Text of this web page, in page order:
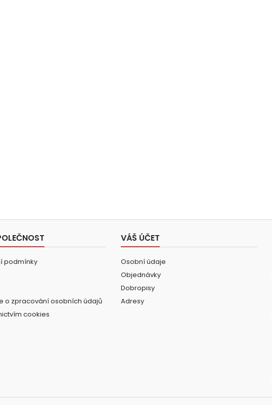
podmínky
o zpracování osobních údajů
cookies
VÁŠ ÚČET
Osobní údaje
Objednávky
Dobropisy
Adresy